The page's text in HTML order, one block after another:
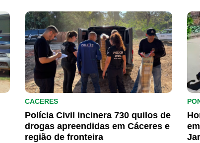
CÁCERES
Polícia Civil incinera 730 quilos de
drogas apreendidas em Cáceres e
região de fronteira